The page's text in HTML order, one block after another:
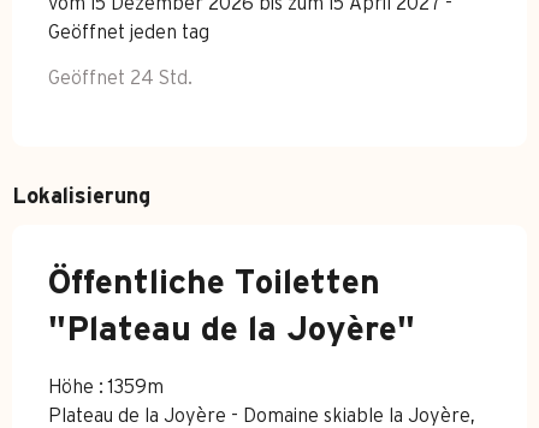
vom 15 Dezember 2026 bis zum 15 April 2027 -
Geöffnet jeden tag
Geöffnet 24 Std.
Lokalisierung
Öffentliche Toiletten
"Plateau de la Joyère"
Höhe : 1359m
Plateau de la Joyère - Domaine skiable la Joyère,